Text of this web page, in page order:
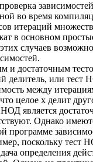
во время
итераций
в основном
случаев
и достаточным
делитель, или тест
между
целое x делит
является
Однако
программе
поскольку тест
определения